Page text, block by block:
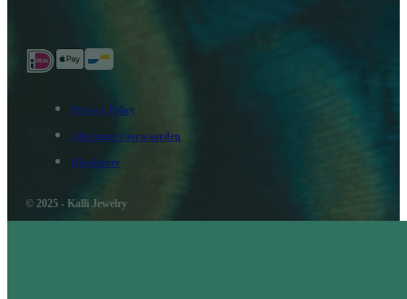
Privacy Policy
Algemene voorwaarden
Disclaimer
© 2025 - Kalli Jewelry